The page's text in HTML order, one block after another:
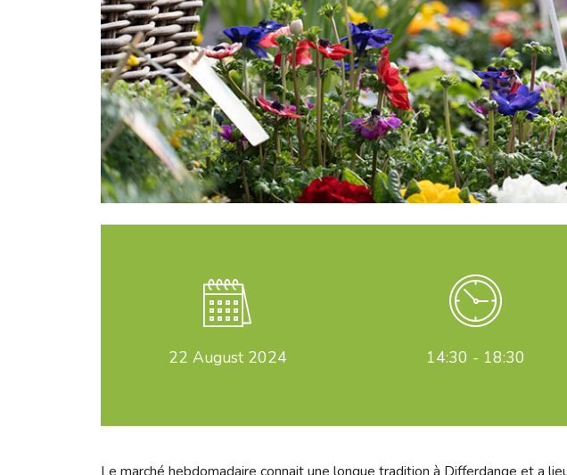
22 August 2024 14:30 - 18:30